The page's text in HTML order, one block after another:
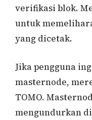
verifikasi blok.
untuk
yang dicetak.
Jika pengguna
masternode,
TOMO.
mengundurkan